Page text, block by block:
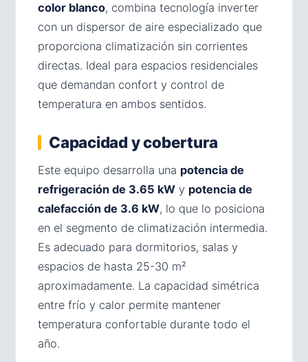
color blanco, combina tecnología inverter
con un dispersor de aire especializado que
proporciona climatización sin corrientes
directas. Ideal para espacios residenciales
que demandan confort y control de
temperatura en ambos sentidos.
Capacidad y cobertura
Este equipo desarrolla una potencia de
refrigeración de 3.65 kW y potencia de
calefacción de 3.6 kW, lo que lo posiciona
en el segmento de climatización intermedia.
Es adecuado para dormitorios, salas y
espacios de hasta 25-30 m²
aproximadamente. La capacidad simétrica
entre frío y calor permite mantener
temperatura confortable durante todo el
año.